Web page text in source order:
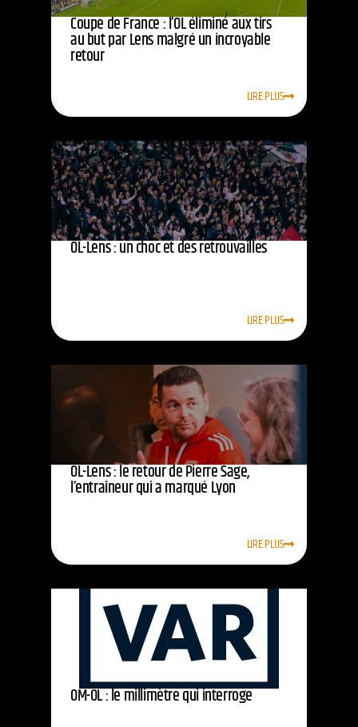
Coupe de France : l’OL éliminé aux tirs
au but par Lens malgré un incroyable
retour
LIRE PLUS
OL-Lens : un choc et des retrouvailles
LIRE PLUS
OL-Lens : le retour de Pierre Sage,
l’entraîneur qui a marqué Lyon
LIRE PLUS
OM-OL : le millimètre qui interroge